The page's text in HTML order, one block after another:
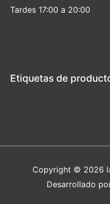
Tardes 17:00 a 20:00
Etiquetas de
Copyright © 2026
Desarrollado